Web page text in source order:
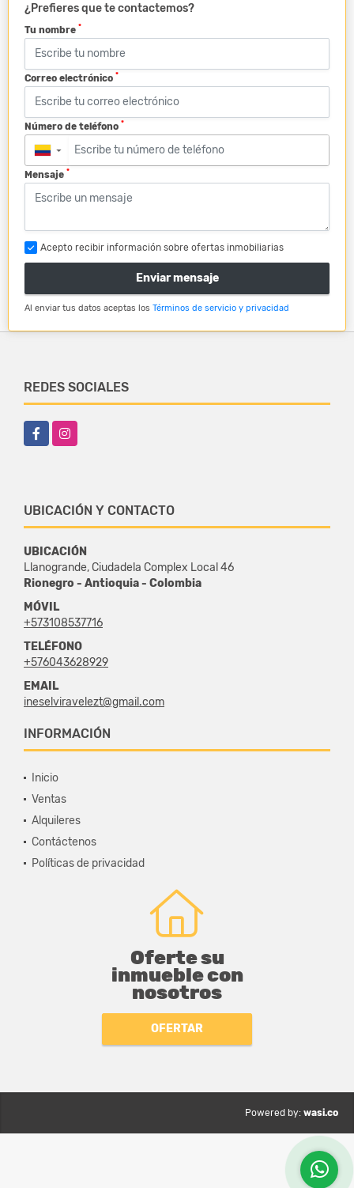
¿Prefieres que te contactemos?
Tu nombre *
Correo electrónico *
Número de teléfono *
▼
Mensaje *
Acepto recibir información sobre ofertas inmobiliarias
Enviar mensaje
Al enviar tus datos aceptas los Términos de servicio y privacidad
REDES SOCIALES
FacebookInstagram
UBICACIÓN Y CONTACTO
UBICACIÓN
Llanogrande, Ciudadela Complex Local 46
Rionegro - Antioquia - Colombia
MÓVIL
+573108537716
TELÉFONO
+576043628929
EMAIL
ineselviravelezt@gmail.com
INFORMACIÓN
Inicio
Ventas
Alquileres
Contáctenos
Políticas de privacidad
Oferte su
inmueble con
nosotros
OFERTAR
Powered by: wasi.co